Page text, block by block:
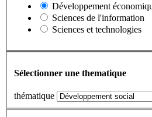
Développement
Sciences de l'information
Sciences et technologies
Sélectionner une thematique
thématique